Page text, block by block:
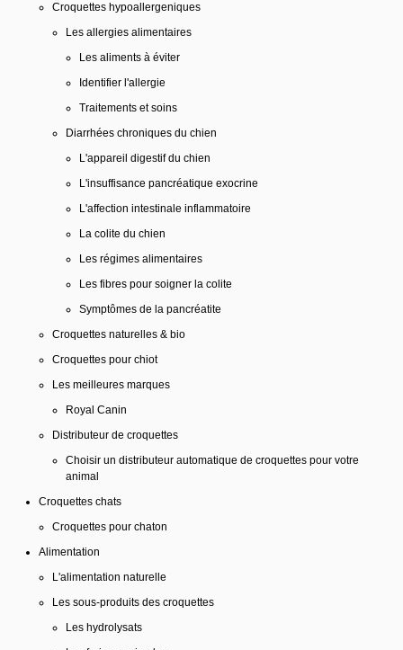
Croquettes hypoallergeniques
Les allergies alimentaires
Les aliments à éviter
Identifier l'allergie
Traitements et soins
Diarrhées chroniques du chien
L'appareil digestif du chien
L'insuffisance pancréatique exocrine
L'affection intestinale inflammatoire
La colite du chien
Les régimes alimentaires
Les fibres pour soigner la colite
Symptômes de la pancréatite
Croquettes naturelles & bio
Croquettes pour chiot
Les meilleures marques
Royal Canin
Distributeur de croquettes
Choisir un distributeur automatique de croquettes pour votre
animal
Croquettes chats
Croquettes pour chaton
Alimentation
L'alimentation naturelle
Les sous-produits des croquettes
Les hydrolysats